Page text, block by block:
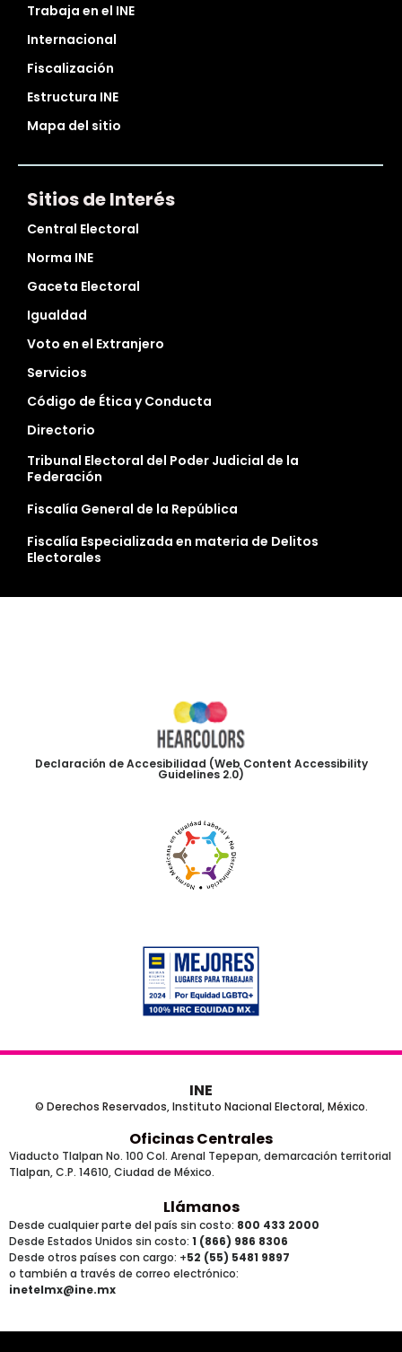
Trabaja en el INE
Internacional
Fiscalización
Estructura INE
Mapa del sitio
Sitios de Interés
Central Electoral
Norma INE
Gaceta Electoral
Igualdad
Voto en el Extranjero
Servicios
Código de Ética y Conducta
Directorio
Tribunal Electoral del Poder Judicial de la
Federación
Fiscalía General de la República
Fiscalía Especializada en materia de Delitos
Electorales
Declaración de Accesibilidad (Web Content Accessibility
Guidelines 2.0)
INE
© Derechos Reservados, Instituto Nacional Electoral, México.
Oficinas Centrales
Viaducto Tlalpan No. 100 Col. Arenal Tepepan, demarcación territorial
Tlalpan, C.P. 14610, Ciudad de México.
Llámanos
Desde cualquier parte del país sin costo: 800 433 2000
Desde Estados Unidos sin costo: 1 (866) 986 8306
Desde otros países con cargo: +52 (55) 5481 9897
o también a través de correo electrónico:
inetelmx@ine.mx